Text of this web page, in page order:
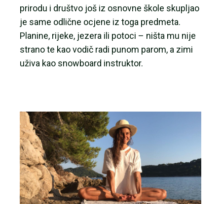
prirodu i društvo još iz osnovne škole skupljao
je same odlične ocjene iz toga predmeta.
Planine, rijeke, jezera ili potoci – ništa mu nije
strano te kao vodič radi punom parom, a zimi
uživa kao snowboard instruktor.